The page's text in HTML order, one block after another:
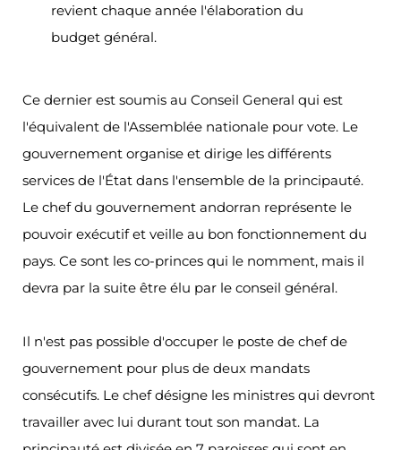
revient chaque année l'élaboration du
budget général.
Ce dernier est soumis au Conseil General qui est
l'équivalent de l'Assemblée nationale pour vote. Le
gouvernement organise et dirige les différents
services de l'État dans l'ensemble de la principauté.
Le chef du gouvernement andorran représente le
pouvoir exécutif et veille au bon fonctionnement du
pays. Ce sont les co-princes qui le nomment, mais il
devra par la suite être élu par le conseil général.
Il n'est pas possible d'occuper le poste de chef de
gouvernement pour plus de deux mandats
consécutifs. Le chef désigne les ministres qui devront
travailler avec lui durant tout son mandat. La